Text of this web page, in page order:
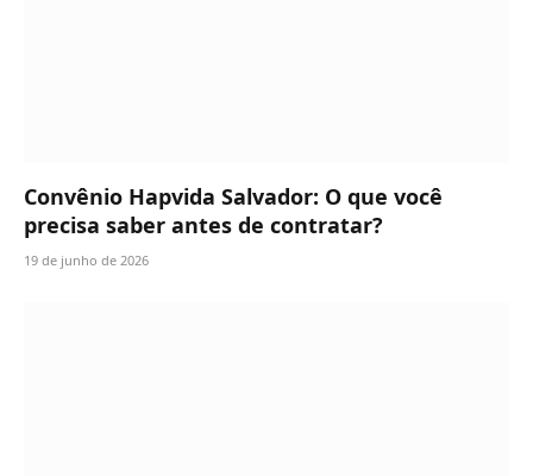
Convênio Hapvida Salvador: O que você
precisa saber antes de contratar?
19 de junho de 2026